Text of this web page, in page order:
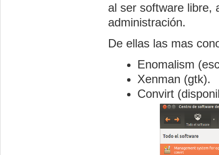
al ser software libre,
administración.
De ellas las mas
Enomalism
Xenman (gtk).
Convirt